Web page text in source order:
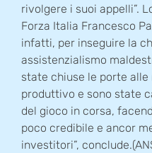
rivolgere i suoi appelli”.
Forza Italia Francesco
infatti, per inseguire la
assistenzialismo
state chiuse le porte
produttivo e sono state
del gioco in corsa,
poco credibile e ancor
investitori”,